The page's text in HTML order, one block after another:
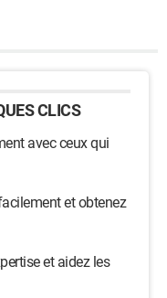
CLICS
avec ceux qui
et obtenez
et aidez les